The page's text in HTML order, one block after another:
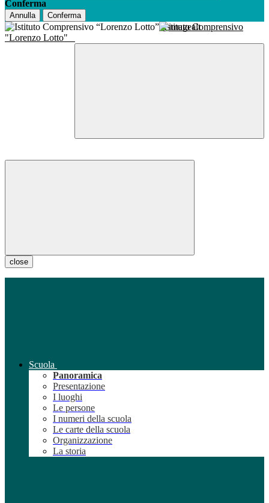
Conferma
Annulla Conferma
Istituto Comprensivo
"Lorenzo Lotto"
close
Scuola
Panoramica
Presentazione
I luoghi
Le persone
I numeri della scuola
Le carte della scuola
Organizzazione
La storia